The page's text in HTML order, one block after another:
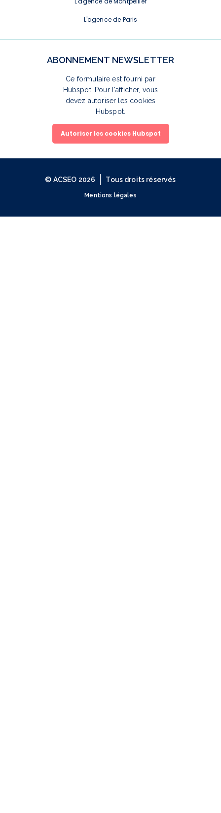
L'agence de Paris
ABONNEMENT NEWSLETTER
Ce formulaire est fourni par
Hubspot. Pour l'afficher, vous
devez autoriser les cookies
Hubspot.
Autoriser les cookies Hubspot
© ACSEO 2026 Tous droits réservés
Mentions légales